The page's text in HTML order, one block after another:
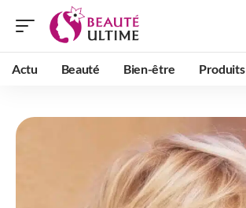
Actu Beauté Bien-être Produits